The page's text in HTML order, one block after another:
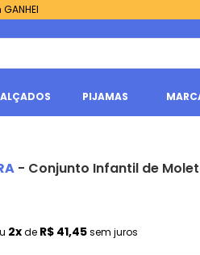
PIJAMAS
- Conjunto Infantil de
2xde R$ 41,45sem juros